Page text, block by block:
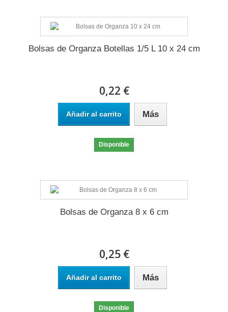
Bolsas de Organza Botellas 1/5 L 10 x 24 cm
0,22 €
Añadir al carrito Más
Disponible
Bolsas de Organza 8 x 6 cm
0,25 €
Añadir al carrito Más
Disponible